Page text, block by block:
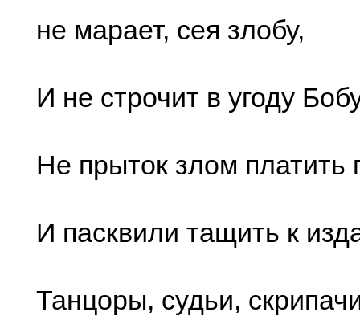
не марает, сея злобу,
И не строчит в угоду
Не прыток злом платить
И пасквили тащить к
Танцоры, судьи,